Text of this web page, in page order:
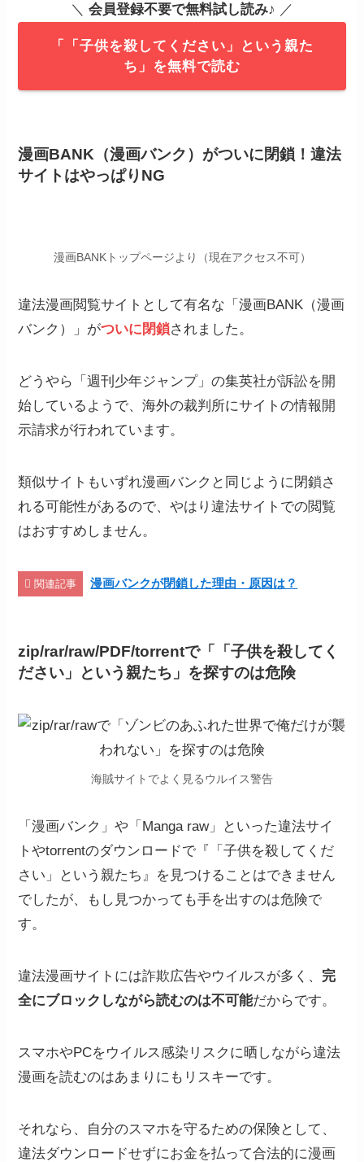
＼ 会員登録不要で無料試し読み♪ ／
「「子供を殺してください」という親た
ち」を無料で読む
漫画BANK（漫画バンク）がついに閉鎖！違法
サイトはやっぱりNG
漫画BANKトップページより（現在アクセス不可）
違法漫画閲覧サイトとして有名な「漫画BANK（漫画
バンク）」がついに閉鎖されました。
どうやら「週刊少年ジャンプ」の集英社が訴訟を開
始しているようで、海外の裁判所にサイトの情報開
示請求が行われています。
類似サイトもいずれ漫画バンクと同じように閉鎖さ
れる可能性があるので、やはり違法サイトでの閲覧
はおすすめしません。
関連記事 漫画バンクが閉鎖した理由・原因は？
zip/rar/raw/PDF/torrentで「「子供を殺してく
ださい」という親たち 」 を探すのは危険
海賊サイトでよく見るウルイス警告
「漫画バンク」や「Manga raw」といった違法サイ
トやtorrentのダウンロードで『「子供を殺してくだ
さい」という親たち』を見つけることはできません
でしたが、もし見つかっても手を出すのは危険で
す。
違法漫画サイトには詐欺広告やウイルスが多く、 完
全にブロックしながら読むのは不可能だからです。
スマホやPCをウイルス感染リスクに晒しながら違法
漫画を読むのはあまりにもリスキーです。
それなら、自分のスマホを守るための保険として、
違法ダウンロードせずにお金を払って合法的に漫画